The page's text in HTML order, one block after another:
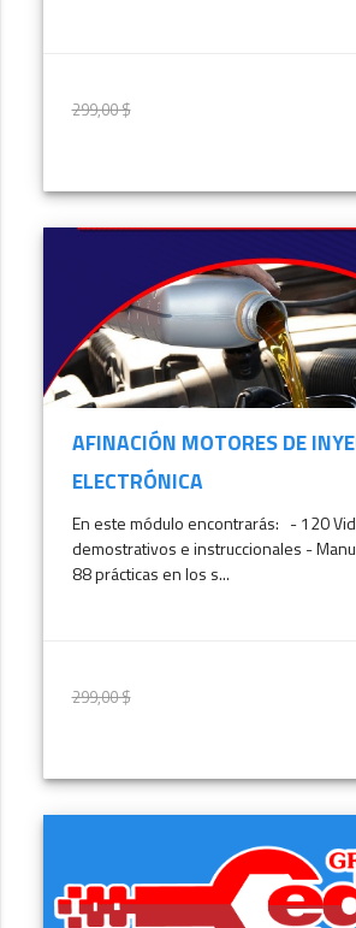
299,00 $
AFINACIÓN MOTORES DE
ELECTRÓNICA
En este módulo encontrarás: - 120
demostrativos e instruccionales -
88 prácticas en los s...
299,00 $